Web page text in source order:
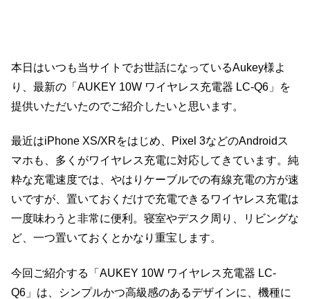
本日はいつも当サイトでお世話になっているAukey様よ
り、最新の「AUKEY 10W ワイヤレス充電器 LC-Q6」を
提供いただいたのでご紹介したいと思います。
最近はiPhone XS/XRをはじめ、Pixel 3などのAndroidス
マホも、多くがワイヤレス充電に対応してきています。純
粋な充電速度では、やはりケーブルでの有線充電の方が速
いですが、置いておくだけで充電できるワイヤレス充電は
一度味わうと非常に便利。寝室やデスク周り、リビングな
ど、一つ置いておくとかなり重宝します。
今回ご紹介する「AUKEY 10W ワイヤレス充電器 LC-
Q6」は、シンプルかつ高級感のあるデザインに、機種に